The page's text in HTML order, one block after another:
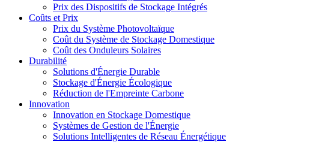
Prix des Dispositifs de Stockage Intégrés
Coûts et Prix
Prix du Système Photovoltaïque
Coût du Système de Stockage Domestique
Coût des Onduleurs Solaires
Durabilité
Solutions d'Énergie Durable
Stockage d'Énergie Écologique
Réduction de l'Empreinte Carbone
Innovation
Innovation en Stockage Domestique
Systèmes de Gestion de l'Énergie
Solutions Intelligentes de Réseau Énergétique